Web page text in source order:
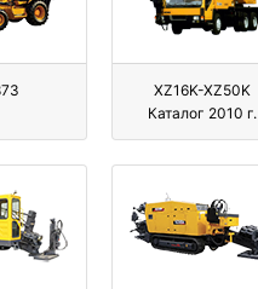
XZ16K-XZ50K
Каталог 2010 г.